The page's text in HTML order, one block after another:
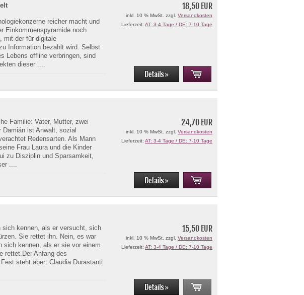
reicher macht und
Einkommenspyramide noch
mit der für digitale
Information bezahlt wird. Selbst
Lebens offline verbringen, sind
dieser ....
18,50 EUR
inkl. 10 % MwSt. zzgl. Versandkosten
Lieferzeit: AT: 3-4 Tage / DE: 7-10 Tage
Familie: Vater, Mutter, zwei
Damián ist Anwalt, sozial
Redensarten. Als Mann
Frau Laura und die Kinder
zu Disziplin und Sparsamkeit,
....
24,70 EUR
inkl. 10 % MwSt. zzgl. Versandkosten
Lieferzeit: AT: 3-4 Tage / DE: 7-10 Tage
sich kennen, als er versucht, sich
Sie rettet ihn. Nein, es war
sich kennen, als er sie vor einem
rettet.Der Anfang des
steht aber: Claudia Durastanti
15,50 EUR
inkl. 10 % MwSt. zzgl. Versandkosten
Lieferzeit: AT: 3-4 Tage / DE: 7-10 Tage